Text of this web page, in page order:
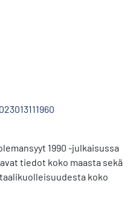
1990 -julkaisussa
tiedot koko maasta sekä
koko